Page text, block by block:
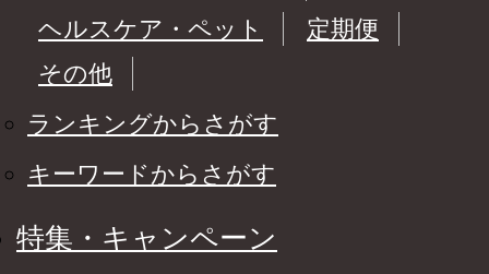
ヘルスケア・ペット
定期便
その他
ランキングからさがす
キーワードからさがす
特集・キャンペーン